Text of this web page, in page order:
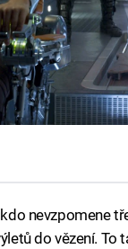
nevzpomene
do vězení.